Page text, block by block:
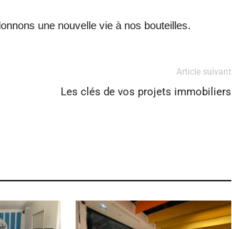
une nouvelle vie à nos bouteilles.
Article suivant
Les clés de vos projets immobiliers